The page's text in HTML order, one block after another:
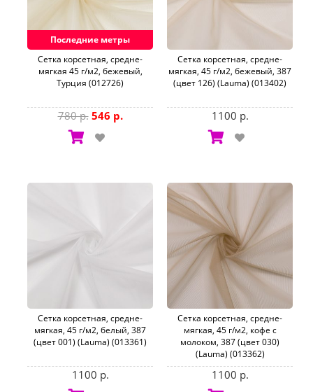
Последние метры
Сетка корсетная, средне-
мягкая 45 г/м2, бежевый,
Турция (012726)
780 р. 546 р.
Сетка корсетная, средне-
мягкая, 45 г/м2, бежевый, 387
(цвет 126) (Lauma) (013402)
1100 р.
Сетка корсетная, средне-
мягкая, 45 г/м2, белый, 387
(цвет 001) (Lauma) (013361)
1100 р.
Сетка корсетная, средне-
мягкая, 45 г/м2, кофе с
молоком, 387 (цвет 030)
(Lauma) (013362)
1100 р.